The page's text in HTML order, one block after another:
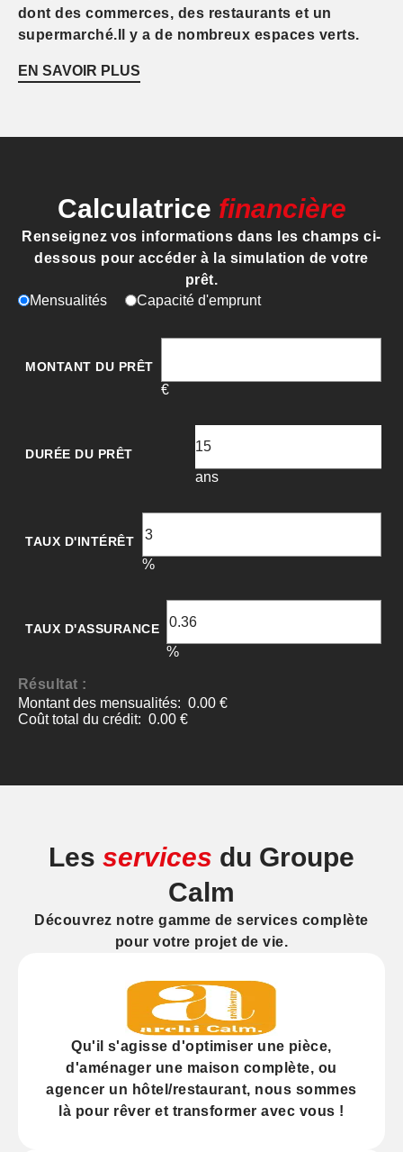
dont des commerces, des restaurants et un
supermarché.Il y a de nombreux espaces verts.
EN SAVOIR PLUS
Calculatrice financière
Renseignez vos informations dans les champs ci-
dessous pour accéder à la simulation de votre
prêt.
Les services du Groupe
Calm
Découvrez notre gamme de services complète
pour votre projet de vie.
Qu'il s'agisse d'optimiser une pièce,
d'aménager une maison complète, ou
agencer un hôtel/restaurant, nous sommes
là pour rêver et transformer avec vous !